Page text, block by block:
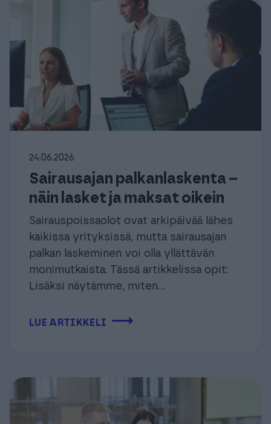
24.06.2026
Sairausajan palkanlaskenta –
näin lasket ja maksat oikein
Sairauspoissaolot ovat arkipäivää lähes
kaikissa yrityksissä, mutta sairausajan
palkan laskeminen voi olla yllättävän
monimutkaista. Tässä artikkelissa opit:
Lisäksi näytämme, miten...
LUE ARTIKKELI ⟶